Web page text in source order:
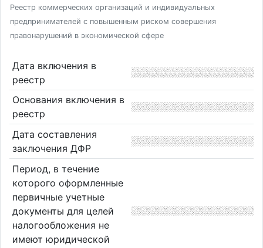
Реестр коммерческих организаций и индивидуальных
предпринимателей с повышенным риском совершения
правонарушений в экономической сфере
Дата включения в
реестр
Основания включения в
реестр
Дата составления
заключения ДФР
Период, в течение
которого оформленные
первичные учетные
документы для целей
налогообложения не
имеют юридической